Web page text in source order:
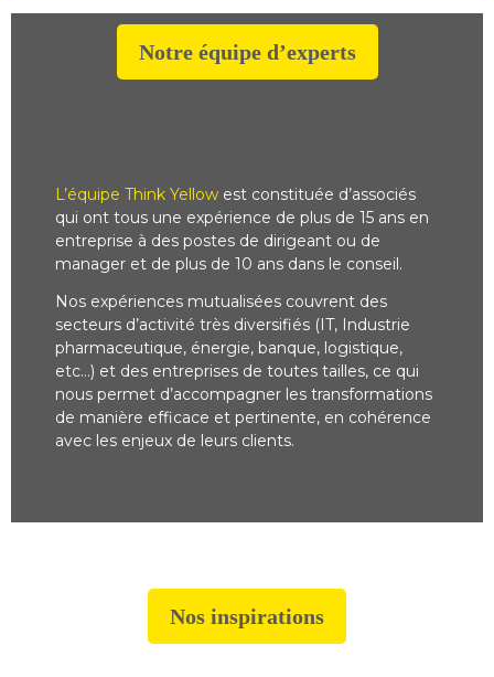
Notre équipe d’experts
L’équipe Think Yellow est constituée d’associés
qui ont tous une expérience de plus de 15 ans en
entreprise à des postes de dirigeant ou de
manager et de plus de 10 ans dans le conseil.
Nos expériences mutualisées couvrent des
secteurs d’activité très diversifiés (IT, Industrie
pharmaceutique, énergie, banque, logistique,
etc…) et des entreprises de toutes tailles, ce qui
nous permet d’accompagner les transformations
de manière efficace et pertinente, en cohérence
avec les enjeux de leurs clients.
Nos inspirations